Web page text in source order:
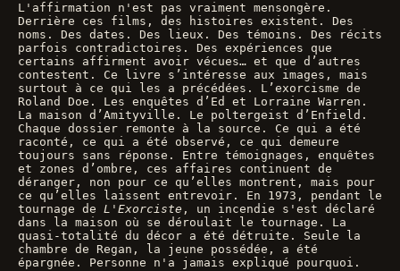
L'affirmation n'est pas vraiment mensongère.
Derrière ces films, des histoires existent. Des
noms. Des dates. Des lieux. Des témoins. Des récits
parfois contradictoires. Des expériences que
certains affirment avoir vécues… et que d’autres
contestent. Ce livre s’intéresse aux images, mais
surtout à ce qui les a précédées. L’exorcisme de
Roland Doe. Les enquêtes d’Ed et Lorraine Warren.
La maison d’Amityville. Le poltergeist d’Enfield.
Chaque dossier remonte à la source. Ce qui a été
raconté, ce qui a été observé, ce qui demeure
toujours sans réponse. Entre témoignages, enquêtes
et zones d’ombre, ces affaires continuent de
déranger, non pour ce qu’elles montrent, mais pour
ce qu’elles laissent entrevoir. En 1973, pendant le
tournage de L'Exorciste , un incendie s'est déclaré
dans la maison où se déroulait le tournage. La
quasi-totalité du décor a été détruite. Seule la
chambre de Regan, la jeune possédée, a été
épargnée. Personne n'a jamais expliqué pourquoi.